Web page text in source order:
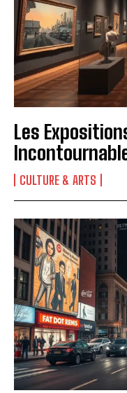
Les
CULTURE & ARTS